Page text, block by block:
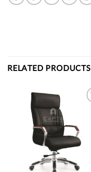
RELATED PRODUCTS